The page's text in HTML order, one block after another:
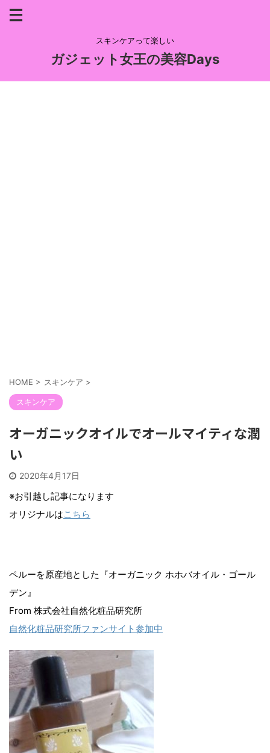
スキンケアって楽しい
ガジェット女王の美容Days
HOME > スキンケア >
スキンケア
オーガニックオイルでオールマイティな潤
い
2020年4月17日
※お引越し記事になります
オリジナルはこちら
ペルーを原産地とした『オーガニック ホホバオイル・ゴール
デン』
From 株式会社自然化粧品研究所
自然化粧品研究所ファンサイト参加中